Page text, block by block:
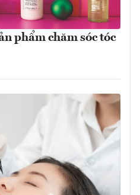
phẩm chăm sóc tóc